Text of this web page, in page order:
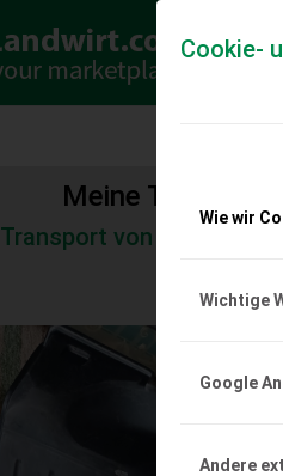
Cookie-
Wie wir
Wichtige
Google
Andere
Meine
Transport von Land- und
Preis auf